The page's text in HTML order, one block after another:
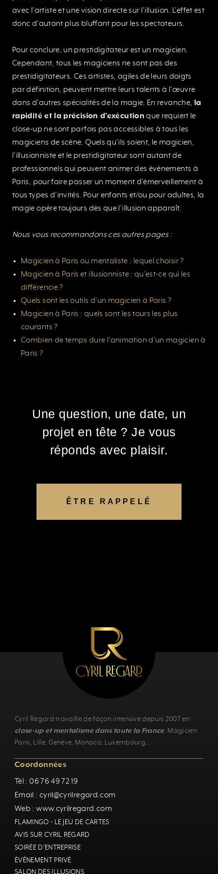
avec l’artiste et une vision directe sur l’illusion. L’effet est
donc d’autant plus bluffant pour les spectateurs.
Pour conclure, un prestidigitateur est un magicien.
Cependant, tous les magiciens ne sont pas des
prestidigitateurs. Ces artistes, agiles de leurs doigts
par définition, peuvent mettre leurs talents à l’œuvre
dans d’autres spécialités de la magie. En revanche, la
rapidité et la précision d’exécution que requiert le
close-up ne sont parfois pas accessibles à tous les
magiciens de scène. Quels qu’ils soient, le magicien,
l’illusionniste et le prestidigitateur sont autant de
professionnels qui peuvent animer des événements à
Paris, pour faire passer un moment d’émerveillement à
tous types d’invités. Pour enfants et/ou pour adultes, la
magie opère toujours dès que l’illusion apparaît.
Nous vous recommandons ces autres pages :
Magicien à Paris ou mentaliste : lequel choisir ?
Magicien à Paris et illusionniste : qu’est-ce qui les
différencie ?
Quels sont les outils d’un magicien à Paris ?
Magicien à Paris : quels sont les tours les plus
courants ?
Combien de temps dure l’animation d’un magicien à
Paris ?
Une question, une date, un
projet en tête ? Je vous
réponds avec plaisir.
ÊTRE RAPPELÉ
Cyril Regard travaille de façon intensive depuis 2007 en
close-up et mentalisme dans toute la France. Magicien
Paris, Lille, Genève, Monaco, Luxembourg…
Coordonnées
Tél : 06 76 49 72 19
Email : cyril@cyrilregard.com
Web : www.cyrilregard.com
FLAMINGO - LE JEU DE CARTES
AVIS SUR CYRIL REGARD
SOIRÉE D'ENTREPRISE
ÉVÉNEMENT PRIVÉ
SALON DES ILLUSIONS